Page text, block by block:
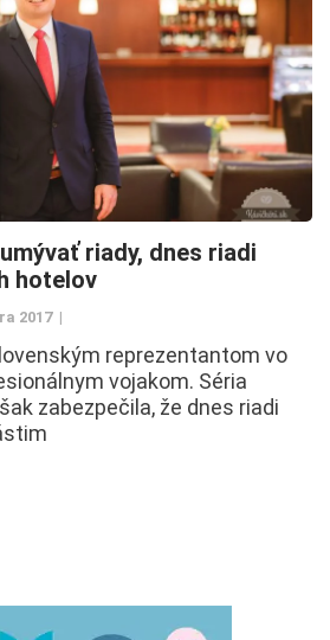
riady, dnes riadi
hotelov
2017
reprezentantom vo
vojakom. Séria
zabezpečila, že dnes riadi